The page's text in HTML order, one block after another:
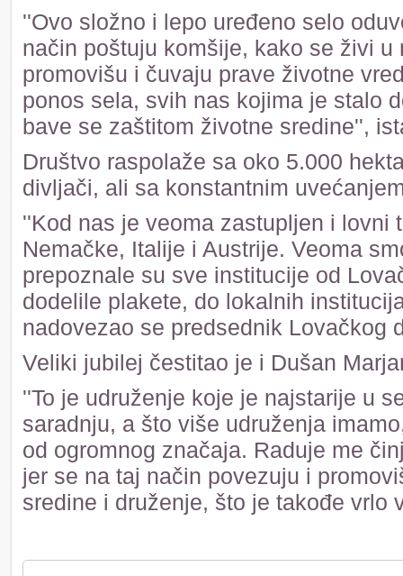
''Ovo složno i lepo uređeno selo
način poštuju komšije, kako se živi
promovišu i čuvaju prave životne
ponos sela, svih nas kojima je stalo
bave se zaštitom životne sredine'',
Društvo raspolaže sa oko 5.000
divljači, ali sa konstantnim
''Kod nas je veoma zastupljen i lovni
Nemačke, Italije i Austrije. Veoma
prepoznale su sve institucije od
dodelile plakete, do lokalnih
nadovezao se predsednik Lovačkog
Veliki jubilej čestitao je i Dušan
''To je udruženje koje je najstarije u
saradnju, a što više udruženja
od ogromnog značaja. Raduje me
jer se na taj način povezuju i
sredine i druženje, što je takođe vrlo